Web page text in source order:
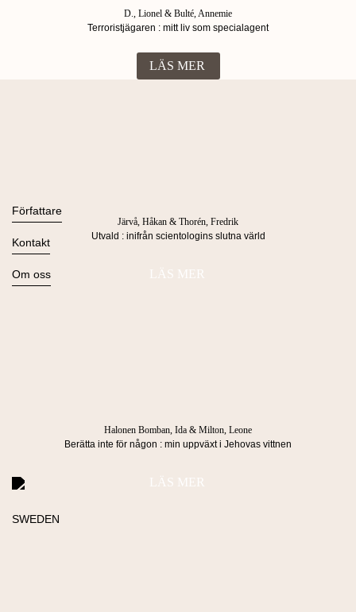
D., Lionel & Bulté, Annemie
Terroristjägaren : mitt liv som specialagent
LÄS MER
Järvå, Håkan & Thorén, Fredrik
Utvald : inifrån scientologins slutna värld
LÄS MER
Halonen Bomban, Ida & Milton, Leone
Berätta inte för någon : min uppväxt i Jehovas vittnen
LÄS MER
Alla böcker
Ljudböcker
Nyheter
Författare
Se alla
Kontakt
Kontakta oss
Press
Om oss